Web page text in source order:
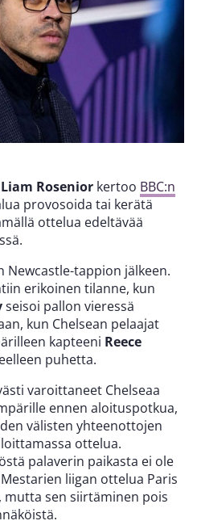
Liam Rosenior kertoo BBC:n
provosoida tai kerätä
ottelua edeltävää
Newcastle-tappion jälkeen.
erikoinen tilanne, kun
seisoi pallon vieressä
kun Chelsean pelaajat
kapteeni Reece
puhetta.
varoittaneet Chelseaa
ennen aloituspotkua,
välisten yhteenottojen
ottelua.
palaverin paikasta ei ole
liigan ottelua Paris
mutta sen siirtäminen pois